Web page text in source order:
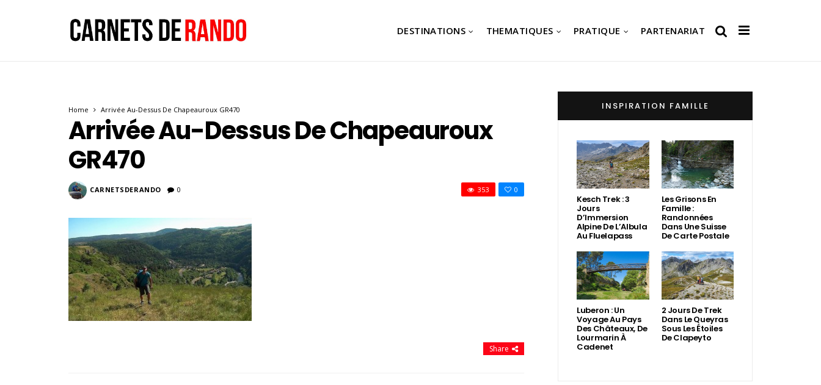
DESTINATIONS THEMATIQUES PRATIQUE PARTENARIAT
Home Arrivée Au-Dessus De Chapeauroux GR470
Arrivée Au-Dessus De Chapeauroux
GR470
CARNETSDERANDO 0 0
353
Share
INSPIRATION FAMILLE
Kesch Trek : 3
Jours
D’Immersion
Alpine De L’Albula
Au Fluelapass
Les Grisons En
Famille :
Randonnées
Dans Une Suisse
De Carte Postale
Luberon : Un
Voyage Au Pays
Des Châteaux, De
Lourmarin À
Cadenet
2 Jours De Trek
Dans Le Queyras
Sous Les Étoiles
De Clapeyto